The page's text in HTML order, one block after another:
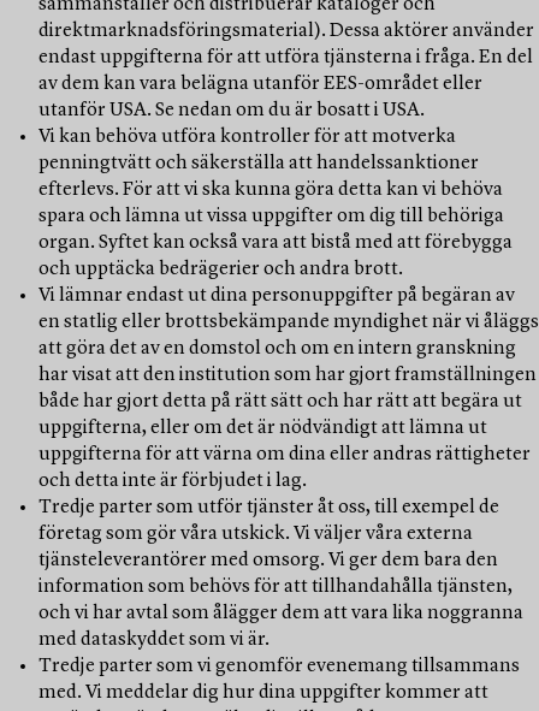
sammanställer och distribuerar kataloger och
direktmarknadsföringsmaterial). Dessa aktörer använder
endast uppgifterna för att utföra tjänsterna i fråga. En del
av dem kan vara belägna utanför EES-området eller
utanför USA. Se nedan om du är bosatt i USA.
Vi kan behöva utföra kontroller för att motverka
penningtvätt och säkerställa att handelssanktioner
efterlevs. För att vi ska kunna göra detta kan vi behöva
spara och lämna ut vissa uppgifter om dig till behöriga
organ. Syftet kan också vara att bistå med att förebygga
och upptäcka bedrägerier och andra brott.
Vi lämnar endast ut dina personuppgifter på begäran av
en statlig eller brottsbekämpande myndighet när vi åläggs
att göra det av en domstol och om en intern granskning
har visat att den institution som har gjort framställningen
både har gjort detta på rätt sätt och har rätt att begära ut
uppgifterna, eller om det är nödvändigt att lämna ut
uppgifterna för att värna om dina eller andras rättigheter
och detta inte är förbjudet i lag.
Tredje parter som utför tjänster åt oss, till exempel de
företag som gör våra utskick. Vi väljer våra externa
tjänsteleverantörer med omsorg. Vi ger dem bara den
information som behövs för att tillhandahålla tjänsten,
och vi har avtal som ålägger dem att vara lika noggranna
med dataskyddet som vi är.
Tredje parter som vi genomför evenemang tillsammans
med. Vi meddelar dig hur dina uppgifter kommer att